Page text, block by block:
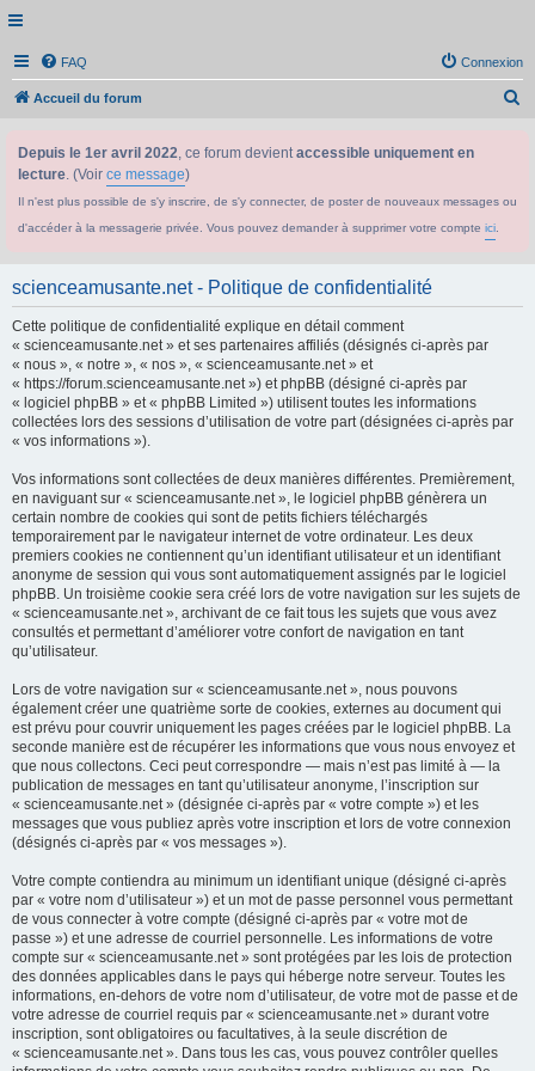
FAQ Connexion
Accueil du forum
Depuis le 1er avril 2022, ce forum devientaccessible uniquement en
lecture. (Voir ce message)
Il n'est plus possible de s'y inscrire, de s'y connecter, de poster de nouveaux messages ou
d'accéder à la messagerie privée. Vous pouvez demander à supprimer votre compte ici
scienceamusante.net - Politique de confidentialité
Cette politique de confidentialité explique en détail comment
« scienceamusante.net » et ses partenaires affiliés (désignés ci-après par
« nous », « notre », « nos », « scienceamusante.net » et
« https://forum.scienceamusante.net ») et phpBB (désigné ci-après par
« logiciel phpBB » et « phpBB Limited ») utilisent toutes les informations
collectées lors des sessions d’utilisation de votre part (désignées ci-après par
« vos informations »).
Vos informations sont collectées de deux manières différentes. Premièrement,
en naviguant sur « scienceamusante.net », le logiciel phpBB génèrera un
certain nombre de cookies qui sont de petits fichiers téléchargés
temporairement par le navigateur internet de votre ordinateur. Les deux
premiers cookies ne contiennent qu’un identifiant utilisateur et un identifiant
anonyme de session qui vous sont automatiquement assignés par le logiciel
phpBB. Un troisième cookie sera créé lors de votre navigation sur les sujets de
« scienceamusante.net », archivant de ce fait tous les sujets que vous avez
consultés et permettant d’améliorer votre confort de navigation en tant
qu’utilisateur.
Lors de votre navigation sur « scienceamusante.net », nous pouvons
également créer une quatrième sorte de cookies, externes au document qui
est prévu pour couvrir uniquement les pages créées par le logiciel phpBB. La
seconde manière est de récupérer les informations que vous nous envoyez et
que nous collectons. Ceci peut correspondre — mais n’est pas limité à — la
publication de messages en tant qu’utilisateur anonyme, l’inscription sur
« scienceamusante.net » (désignée ci-après par « votre compte ») et les
messages que vous publiez après votre inscription et lors de votre connexion
(désignés ci-après par « vos messages »).
Votre compte contiendra au minimum un identifiant unique (désigné ci-après
par « votre nom d’utilisateur ») et un mot de passe personnel vous permettant
de vous connecter à votre compte (désigné ci-après par « votre mot de
passe ») et une adresse de courriel personnelle. Les informations de votre
compte sur « scienceamusante.net » sont protégées par les lois de protection
des données applicables dans le pays qui héberge notre serveur. Toutes les
informations, en-dehors de votre nom d’utilisateur, de votre mot de passe et de
votre adresse de courriel requis par « scienceamusante.net » durant votre
inscription, sont obligatoires ou facultatives, à la seule discrétion de
« scienceamusante.net ». Dans tous les cas, vous pouvez contrôler quelles